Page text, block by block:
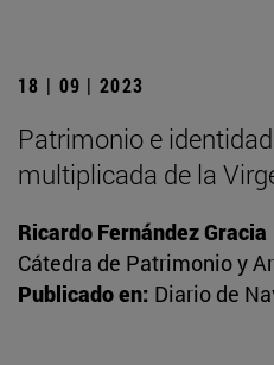
18 | 09 | 2023
Patrimonio e
multiplicada de la
Ricardo Fernández Gracia
Cátedra de Patrimonio y
Publicado en: Diario de